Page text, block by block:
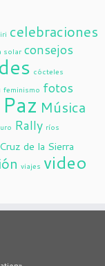
celebraciones
solar consejos
cócteles
feminismo fotos
Música
Rally ríos
de la Sierra
viajes video